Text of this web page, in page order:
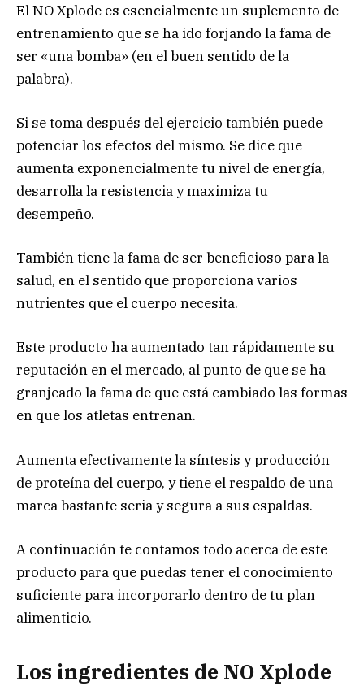
El NO Xplode es esencialmente un suplemento de
entrenamiento que se ha ido forjando la fama de
ser «una bomba» (en el buen sentido de la
palabra).
Si se toma después del ejercicio también puede
potenciar los efectos del mismo. Se dice que
aumenta exponencialmente tu nivel de energía,
desarrolla la resistencia y maximiza tu
desempeño.
También tiene la fama de ser beneficioso para la
salud, en el sentido que proporciona varios
nutrientes que el cuerpo necesita.
Este producto ha aumentado tan rápidamente su
reputación en el mercado, al punto de que se ha
granjeado la fama de que está cambiado las formas
en que los atletas entrenan.
Aumenta efectivamente la síntesis y producción
de proteína del cuerpo, y tiene el respaldo de una
marca bastante seria y segura a sus espaldas.
A continuación te contamos todo acerca de este
producto para que puedas tener el conocimiento
suficiente para incorporarlo dentro de tu plan
alimenticio.
Los ingredientes de NO Xplode